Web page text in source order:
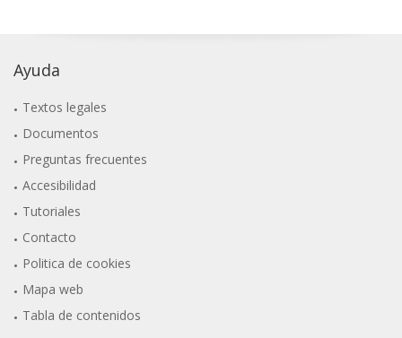
Ayuda
Textos legales
Documentos
Preguntas frecuentes
Accesibilidad
Tutoriales
Contacto
Politica de cookies
Mapa web
Tabla de contenidos